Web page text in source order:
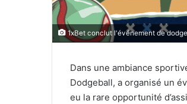
1xBet conclut l'événement de
Dans une ambiance
Dodgeball, a organisé un
eu la rare opportunité